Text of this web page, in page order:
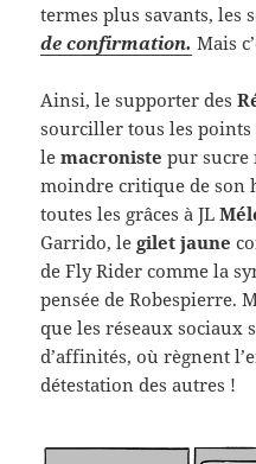
termes plus savants, les
de confirmation. Mais
Ainsi, le supporter des
sourciller tous les points
lemacroniste pur sucre
moindre critique de son
toutes les grâces à JL
Garrido, legilet jaune
de Fly Rider comme la
pensée de Robespierre.
que les réseaux sociaux
d’affinités, où règnent
détestation des autres !